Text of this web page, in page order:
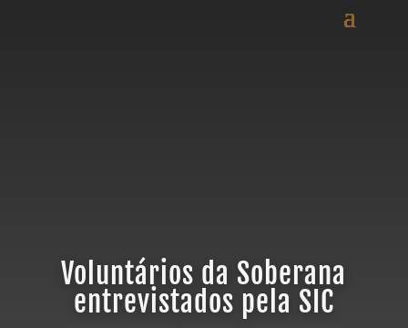
Voluntários da Soberana
entrevistados pela SIC